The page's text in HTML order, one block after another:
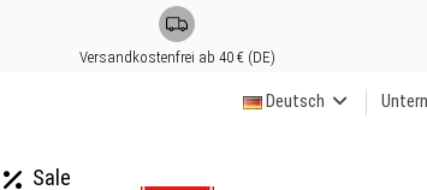
Versandkostenfrei ab 40 € (DE)
Deutsch
Sale